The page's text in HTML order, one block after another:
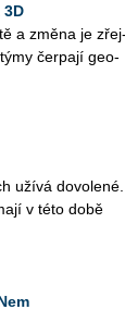
a změna je zřej­
čer­pa­jí ge­o­
užívá do­vo­le­né.
v této době